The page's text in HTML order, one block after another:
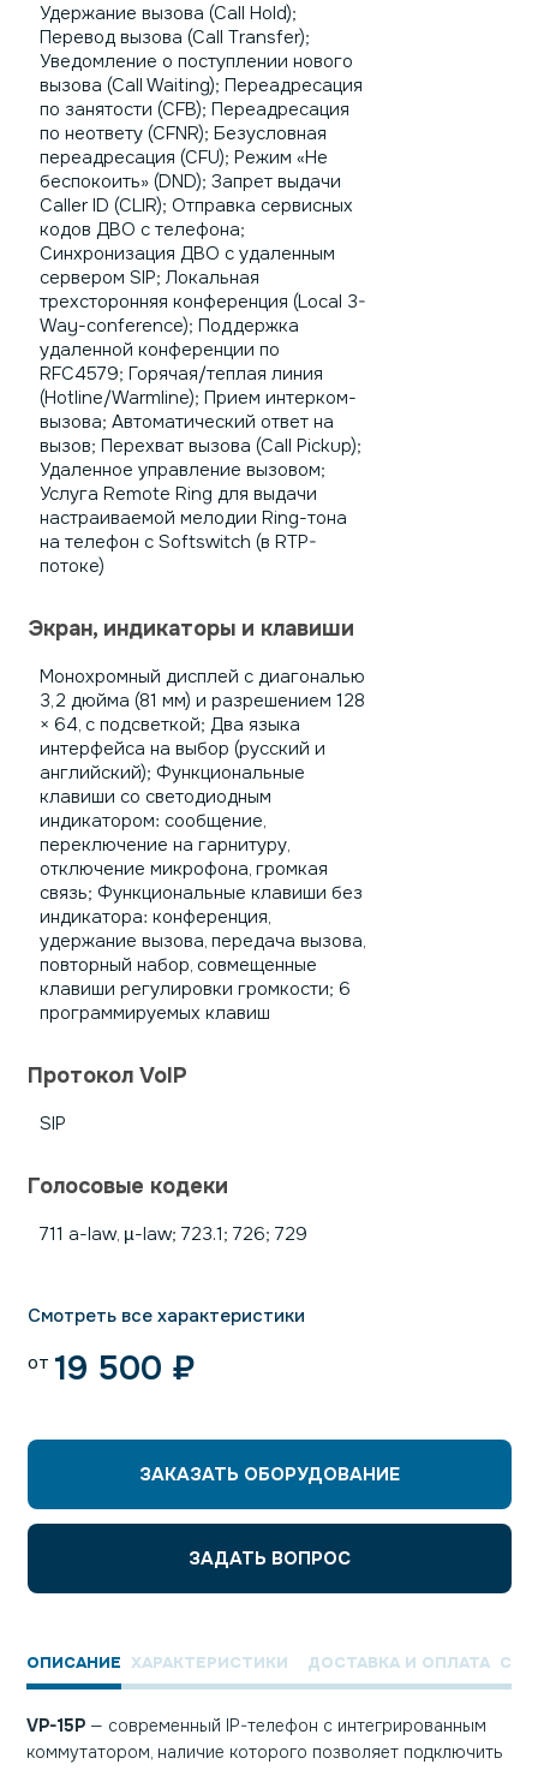
Удержание вызова (Call Hold);
Перевод вызова (Call Transfer);
Уведомление о поступлении нового
вызова (Call Waiting); Переадресация
по занятости (CFB); Переадресация
по неответу (CFNR); Безусловная
переадресация (CFU); Режим «Не
беспокоить» (DND); Запрет выдачи
Caller ID (CLIR); Отправка сервисных
кодов ДВО с телефона;
Синхронизация ДВО с удаленным
сервером SIP; Локальная
трехсторонняя конференция (Local 3-
Way-conference); Поддержка
удаленной конференции по
RFC4579; Горячая/теплая линия
(Hotline/Warmline); Прием интерком-
вызова; Автоматический ответ на
вызов; Перехват вызова (Call Pickup);
Удаленное управление вызовом;
Услуга Remote Ring для выдачи
настраиваемой мелодии Ring-тона
на телефон с Softswitch (в RTP-
потоке)
Экран, индикаторы и клавиши
Монохромный дисплей с диагональю
3,2 дюйма (81 мм) и разрешением 128
× 64, с подсветкой; Два языка
интерфейса на выбор (русский и
английский); Функциональные
клавиши со светодиодным
индикатором: сообщение,
переключение на гарнитуру,
отключение микрофона, громкая
связь; Функциональные клавиши без
индикатора: конференция,
удержание вызова, передача вызова,
повторный набор, совмещенные
клавиши регулировки громкости; 6
программируемых клавиш
Протокол VoIP
SIP
Голосовые кодеки
711 a-law, µ-law; 723.1; 726; 729
Смотреть все характеристики
от 19 500 ₽
ЗАКАЗАТЬ ОБОРУДОВАНИЕ
ЗАДАТЬ ВОПРОС
ОПИСАНИЕ ХАРАКТЕРИСТИКИ ДОСТАВКА И ОПЛАТА
VP-15P — современный IP-телефон с интегрированным
коммутатором, наличие которого позволяет подключить